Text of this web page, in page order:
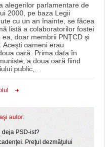
alegerilor parlamentare de
2000, pe baza Legii
cu un an înainte, se făcea
listă a colaboratorilor fostei
ea, doar membrii PNŢCD şi
Aceşti oameni erau
oară. Prima data în
a doua oară fiind
public,
autor:
deja PSD-ist?
Preţul dezmăţului